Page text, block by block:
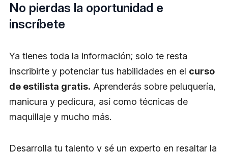
No pierdas la oportunidad e
inscríbete
Ya tienes toda la información; solo te resta
inscribirte y potenciar tus habilidades en el curso
de estilista gratis. Aprenderás sobre peluquería,
manicura y pedicura, así como técnicas de
maquillaje y mucho más.
Desarrolla tu talento y sé un experto en resaltar la